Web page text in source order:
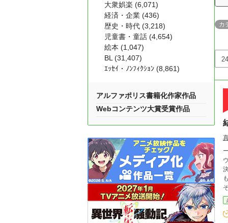
カ
ヴィ
決意し
その
大衆娯楽 (6,071)
経済・企業 (436)
歴史・時代 (3,218)
児童書・童話 (4,654)
絵本 (1,047)
BL (31,407)
ｴｯｾｲ・ﾉﾝﾌｨｸｼｮﾝ (8,861)
アルファポリス書籍化作家作品
Webコンテンツ大賞受賞作品